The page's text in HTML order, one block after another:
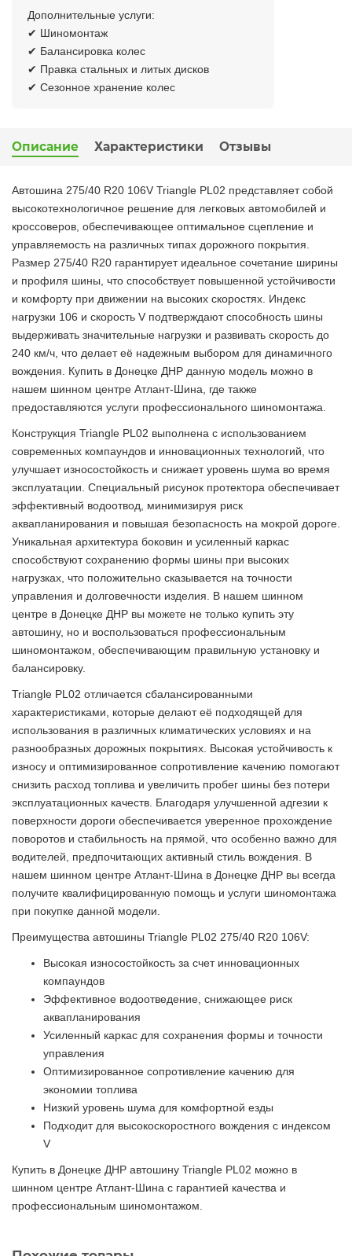
Дополнительные услуги:
✔ Шиномонтаж
✔ Балансировка колес
✔ Правка стальных и литых дисков
✔ Сезонное хранение колес
Описание Характеристики Отзывы
Автошина 275/40 R20 106V Triangle PL02 представляет собой
высокотехнологичное решение для легковых автомобилей и
кроссоверов, обеспечивающее оптимальное сцепление и
управляемость на различных типах дорожного покрытия.
Размер 275/40 R20 гарантирует идеальное сочетание ширины
и профиля шины, что способствует повышенной устойчивости
и комфорту при движении на высоких скоростях. Индекс
нагрузки 106 и скорость V подтверждают способность шины
выдерживать значительные нагрузки и развивать скорость до
240 км/ч, что делает её надежным выбором для динамичного
вождения. Купить в Донецке ДНР данную модель можно в
нашем шинном центре Атлант-Шина, где также
предоставляются услуги профессионального шиномонтажа.
Конструкция Triangle PL02 выполнена с использованием
современных компаундов и инновационных технологий, что
улучшает износостойкость и снижает уровень шума во время
эксплуатации. Специальный рисунок протектора обеспечивает
эффективный водоотвод, минимизируя риск
аквапланирования и повышая безопасность на мокрой дороге.
Уникальная архитектура боковин и усиленный каркас
способствуют сохранению формы шины при высоких
нагрузках, что положительно сказывается на точности
управления и долговечности изделия. В нашем шинном
центре в Донецке ДНР вы можете не только купить эту
автошину, но и воспользоваться профессиональным
шиномонтажом, обеспечивающим правильную установку и
балансировку.
Triangle PL02 отличается сбалансированными
характеристиками, которые делают её подходящей для
использования в различных климатических условиях и на
разнообразных дорожных покрытиях. Высокая устойчивость к
износу и оптимизированное сопротивление качению помогают
снизить расход топлива и увеличить пробег шины без потери
эксплуатационных качеств. Благодаря улучшенной адгезии к
поверхности дороги обеспечивается уверенное прохождение
поворотов и стабильность на прямой, что особенно важно для
водителей, предпочитающих активный стиль вождения. В
нашем шинном центре Атлант-Шина в Донецке ДНР вы всегда
получите квалифицированную помощь и услуги шиномонтажа
при покупке данной модели.
Преимущества автошины Triangle PL02 275/40 R20 106V:
Высокая износостойкость за счет инновационных
компаундов
Эффективное водоотведение, снижающее риск
аквапланирования
Усиленный каркас для сохранения формы и точности
управления
Оптимизированное сопротивление качению для
экономии топлива
Низкий уровень шума для комфортной езды
Подходит для высокоскоростного вождения с индексом
V
Купить в Донецке ДНР автошину Triangle PL02 можно в
шинном центре Атлант-Шина с гарантией качества и
профессиональным шиномонтажом.